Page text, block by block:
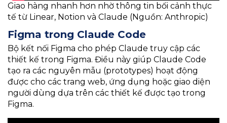
Giao hàng nhanh hơn nhờ thông tin bối cảnh thực
tế từ Linear, Notion và Claude (Nguồn: Anthropic)
Figma trong Claude Code
Bộ kết nối Figma cho phép Claude truy cập các
thiết kế trong Figma. Điều này giúp Claude Code
tạo ra các nguyên mẫu (prototypes) hoạt động
được cho các trang web, ứng dụng hoặc giao diện
người dùng dựa trên các thiết kế được tạo trong
Figma.